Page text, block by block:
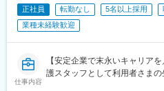
浜松駅、三島田町駅、市役所
日市駅、電鉄富山駅・エスタ前
(阪神線)、なんば駅(地下鉄)、
市営)、三宮駅(神戸新交通)、
島県)、高松築港駅、高知橋駅
正社員 転勤なし 5名以上採用
業種未経験歓迎
仕事内容
【安定企業で末永いキャリア
護スタッフとして利用者さまの